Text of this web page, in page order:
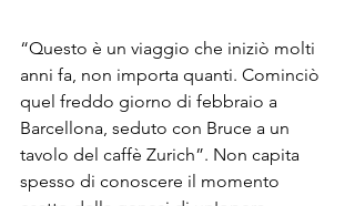
“Questo è un viaggio che iniziò molti
anni fa, non importa quanti. Cominciò
quel freddo giorno di febbraio a
Barcellona, seduto con Bruce a un
tavolo del caffè Zurich”. Non capita
spesso di conoscere il momento